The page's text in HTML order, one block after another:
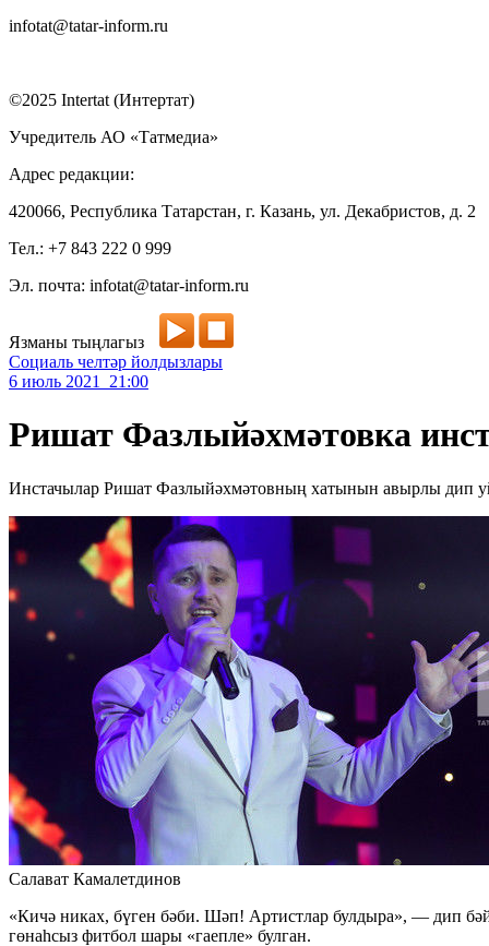
infotat@tatar-inform.ru
©2025 Intertat (Интертат)
Учредитель АО «Татмедиа»
Адрес редакции:
420066, Республика Татарстан, г. Казань, ул. Декабристов, д. 2
Тел.: +7 843 222 0 999
Эл. почта: infotat@tatar-inform.ru
Язманы тыңлагыз
Социаль челтәр йолдызлары
6 июль 2021 21:00
Ришат Фазлыйәхмәтовка
Инстачылар Ришат Фазлыйәхмәтовның хатынын авырлы дип
Салават Камалетдинов
«Кичә никах, бүген бәби. Шәп! Артистлар булдыра», — дип
гөнаһсыз фитбол шары «гаепле» булган.